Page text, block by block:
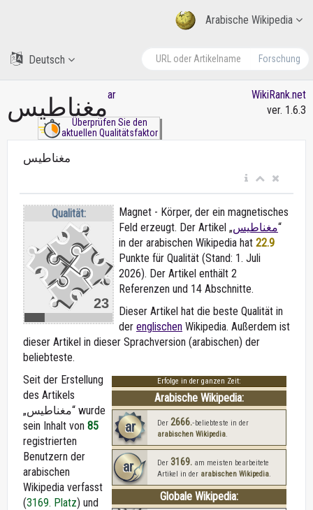
Arabische Wikipedia
Forschung
Deutsch
مغناطيسar
Überprüfen Sie den
aktuellen Qualitätsfaktor
WikiRank.net
ver. 1.6.3
مغناطيس
Qualität:
23
Magnet - Körper, der ein magnetisches
Feld erzeugt. Der Artikel „مغناطيس“
in der arabischen Wikipedia hat 22.9
Punkte für Qualität (Stand: 1. Juli
2026). Der Artikel enthält 2
Referenzen und 14 Abschnitte.
Dieser Artikel hat die beste Qualität in
der englischen Wikipedia. Außerdem ist
dieser Artikel in dieser Sprachversion (arabischen) der
beliebteste.
Erfolge in der ganzen Zeit:
Arabische Wikipedia:
ar Der 2666.‑beliebteste in der
arabischen Wikipedia.
ar Der 3169. am meisten bearbeitete
Artikel in der arabischen Wikipedia.
Globale Wikipedia:
Seit der Erstellung
des Artikels
„مغناطيس“ wurde
sein Inhalt von 85
registrierten
Benutzern der
arabischen
Wikipedia verfasst
(3169. Platz) und